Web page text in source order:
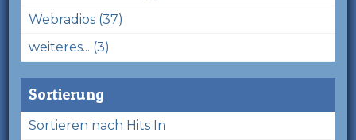
Webradios (37)
weiteres... (3)
Sortierung
Sortieren nach Hits In